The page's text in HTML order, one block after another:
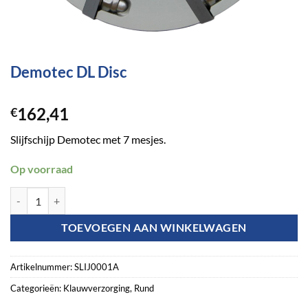
Demotec DL Disc
€162,41
Slijfschijp Demotec met 7 mesjes.
Op voorraad
TOEVOEGEN AAN WINKELWAGEN
Artikelnummer:SLIJ0001A
Categorieën: Klauwverzorging, Rund